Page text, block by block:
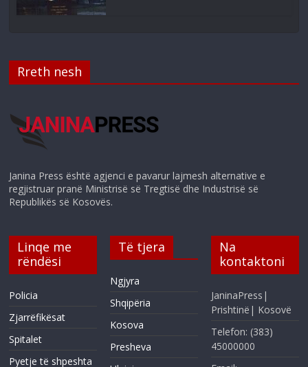
Rreth nesh
Janina Press është agjenci e pavarur lajmesh alternative e
regjistruar pranë Ministrisë së Tregtisë dhe Industrisë së
Republikës së Kosovës.
Linqe me
rëndësi
Policia
Zjarrëfikësat
Spitalet
Pyetje të shpeshta
Të tjera
Ngjyra
Shqipëria
Kosova
Presheva
Na
kontaktoni
JaninaPress|
Prishtinë| Kosovë
Telefon: (383)
45000000